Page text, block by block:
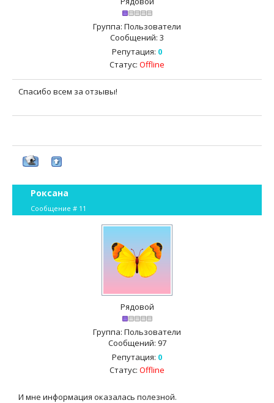
Группа: Пользователи
Сообщений: 3
Репутация: 0
Статус: Offline
Спасибо всем за отзывы!
Роксана
Сообщение # 11
Рядовой
Группа: Пользователи
Сообщений: 97
Репутация: 0
Статус: Offline
И мне информация оказалась полезной.